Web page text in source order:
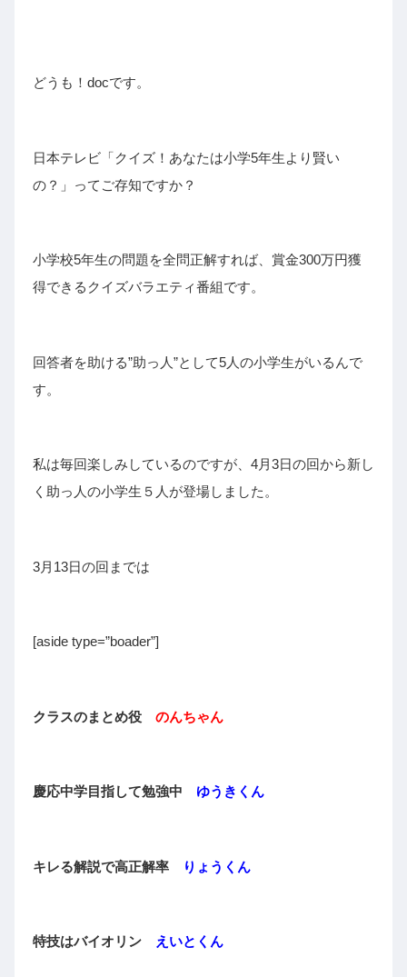
どうも！docです。
日本テレビ「クイズ！あなたは小学5年生より賢い
の？」ってご存知ですか？
小学校5年生の問題を全問正解すれば、賞金300万円獲
得できるクイズバラエティ番組です。
回答者を助ける”助っ人”として5人の小学生がいるんで
す。
私は毎回楽しみしているのですが、4月3日の回から新し
く助っ人の小学生５人が登場しました。
3月13日の回までは
[aside type=”boader”]
クラスのまとめ役 のんちゃん
慶応中学目指して勉強中 ゆうきくん
キレる解説で高正解率 りょうくん
特技はバイオリン えいとくん